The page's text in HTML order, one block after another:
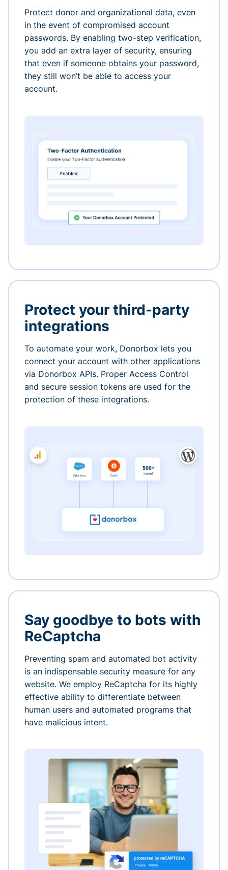
Protect donor and organizational data, even
in the event of compromised account
passwords. By enabling two-step verification,
you add an extra layer of security, ensuring
that even if someone obtains your password,
they still won’t be able to access your
account.
Protect your third-party
integrations
To automate your work, Donorbox lets you
connect your account with other applications
via Donorbox APIs. Proper Access Control
and secure session tokens are used for the
protection of these integrations.
Say goodbye to bots with
ReCaptcha
Preventing spam and automated bot activity
is an indispensable security measure for any
website. We employ ReCaptcha for its highly
effective ability to differentiate between
human users and automated programs that
have malicious intent.